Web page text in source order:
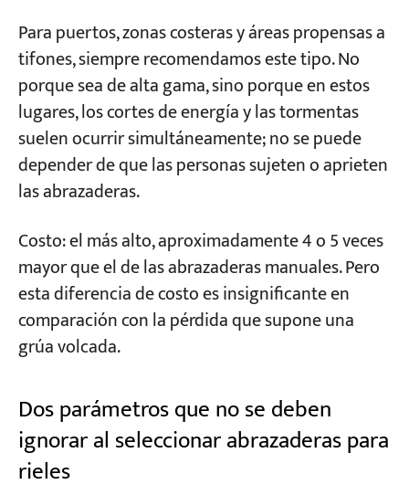
Para puertos, zonas costeras y áreas propensas a
tifones, siempre recomendamos este tipo. No
porque sea de alta gama, sino porque en estos
lugares, los cortes de energía y las tormentas
suelen ocurrir simultáneamente; no se puede
depender de que las personas sujeten o aprieten
las abrazaderas.
Costo: el más alto, aproximadamente 4 o 5 veces
mayor que el de las abrazaderas manuales. Pero
esta diferencia de costo es insignificante en
comparación con la pérdida que supone una
grúa volcada.
Dos parámetros que no se deben
ignorar al seleccionar abrazaderas para
rieles